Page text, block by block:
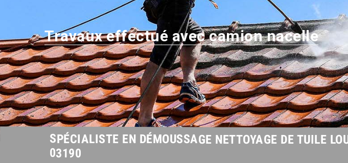
Travaux effectué avec camion nacelle
SPÉCIALISTE EN DÉMOUSSAGE NETTOYAGE DE TUILE
03190